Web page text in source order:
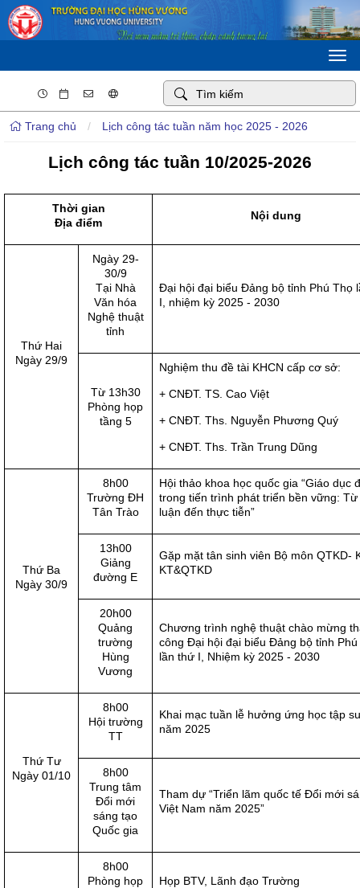
Trang chủ / Lịch công tác tuần năm học 2025 - 2026
Lịch công tác tuần 10/2025-2026
Thời gian
Địa điểm
Nội dung
Thứ Hai
Ngày 29/9
Ngày 29-
30/9
Tại Nhà
Văn hóa
Nghệ thuật
tỉnh
Đại hội đại biểu Đảng bộ tỉnh Phú Thọ
I, nhiệm kỳ 2025 - 2030
Từ 13h30
Phòng họp
tầng 5
Nghiệm thu đề tài KHCN cấp cơ sở:
+ CNĐT. TS. Cao Việt
+ CNĐT. Ths. Nguyễn Phương Quý
+ CNĐT. Ths. Trần Trung Dũng
Thứ Ba
Ngày 30/9
8h00
Trường ĐH
Tân Trào
Hội thảo khoa học quốc gia “Giáo dục
trong tiến trình phát triển bền vững: Từ
luận đến thực tiễn”
13h00
Giảng
đường E
Gặp mặt tân sinh viên Bộ môn QTKD-
KT&QTKD
20h00
Quảng
trường
Hùng
Vương
Chương trình nghệ thuật chào mừng
công Đại hội đại biểu Đảng bộ tỉnh Phú
lần thứ I, Nhiệm kỳ 2025 - 2030
Thứ Tư
Ngày 01/10
8h00
Hội trường
TT
Khai mạc tuần lễ hưởng ứng học tập
năm 2025
8h00
Trung tâm
Đổi mới
sáng tạo
Quốc gia
Tham dự “Triển lãm quốc tế Đổi mới
Việt Nam năm 2025”
8h00
Phòng họp
Họp BTV, Lãnh đạo Trường